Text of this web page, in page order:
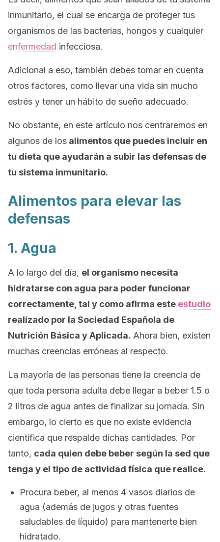
inmunitario, el cual se encarga de proteger tus
organismos de las bacterias, hongos y cualquier
enfermedad infecciosa.
Adicional a eso, también debes tomar en cuenta
otros factores, como llevar una vida sin mucho
estrés y tener un hábito de sueño adecuado.
No obstante, en este artículo nos centraremos en
algunos de los alimentos que puedes incluir en
tu dieta que ayudarán a subir las defensas de
tu sistema inmunitario.
Alimentos para elevar las
defensas
1. Agua
A lo largo del día, el organismo necesita
hidratarse con agua para poder funcionar
correctamente, tal y como afirma este estudio
realizado por la Sociedad Española de
Nutrición Básica y Aplicada. Ahora bien, existen
muchas creencias erróneas al respecto.
La mayoría de las personas tiene la creencia de
que toda persona adulta debe llegar a beber 1.5 o
2 litros de agua antes de finalizar su jornada. Sin
embargo, lo cierto es que no existe evidencia
científica que respalde dichas cantidades. Por
tanto, cada quien debe beber según la sed que
tenga y el tipo de actividad física que realice.
Procura beber, al menos 4 vasos diarios de
agua (además de jugos y otras fuentes
saludables de líquido) para mantenerte bien
hidratado.